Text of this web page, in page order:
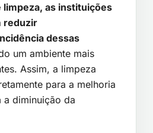
as instituições
reduzir
dessas
um ambiente mais
Assim, a limpeza
para a melhoria
diminuição da